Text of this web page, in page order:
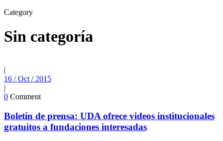
Category
Sin categoría
|
16 / Oct / 2015
|
0 Comment
Boletín de prensa: UDA ofrece videos institucionales
gratuitos a fundaciones interesadas